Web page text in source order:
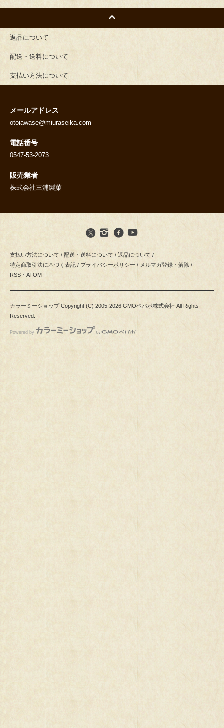
返品について
配送・送料について
支払い方法について
メールアドレス
otoiawase@miuraseika.com
電話番号
0547-53-2073
販売業者
株式会社三浦製菓
支払い方法について / 配送・送料について / 返品について /
特定商取引法に基づく表記 / プライバシーポリシー / メルマガ登録・解除 /
RSS ・ ATOM
カラーミーショップCopyright (C) 2005-2026 GMOペパボ株式会社 All Rights
Reserved.
Powered by